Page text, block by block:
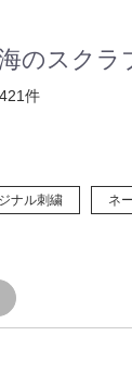
のスクラ
421件
ナル刺繍 ネ